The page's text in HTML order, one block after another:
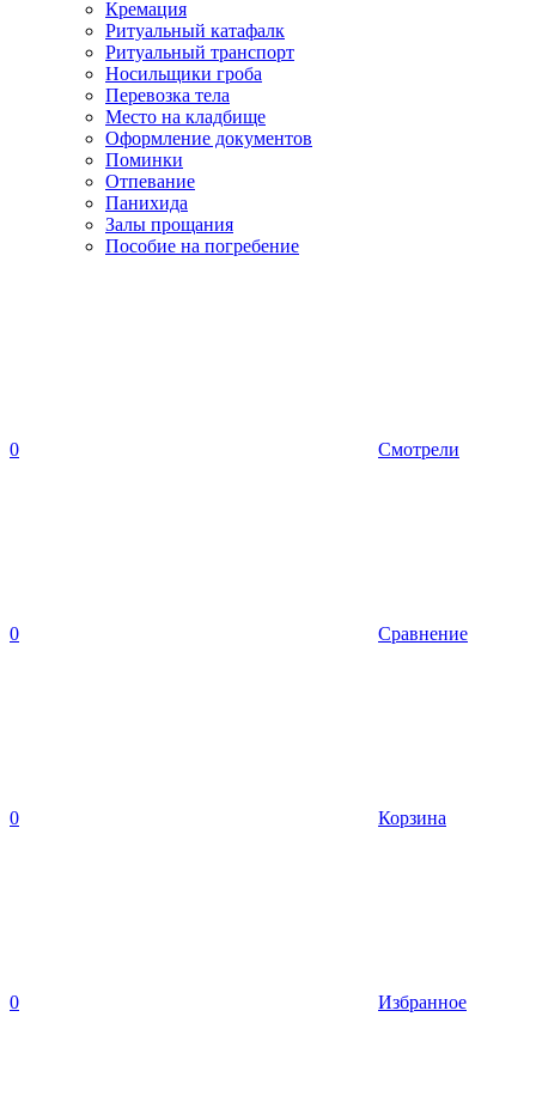
Кремация
Ритуальный катафалк
Ритуальный транспорт
Носильщики гроба
Перевозка тела
Место на кладбище
Оформление документов
Поминки
Отпевание
Панихида
Залы прощания
Пособие на погребение
0 Смотрели
0 Сравнение
0 Корзина
0 Избранное